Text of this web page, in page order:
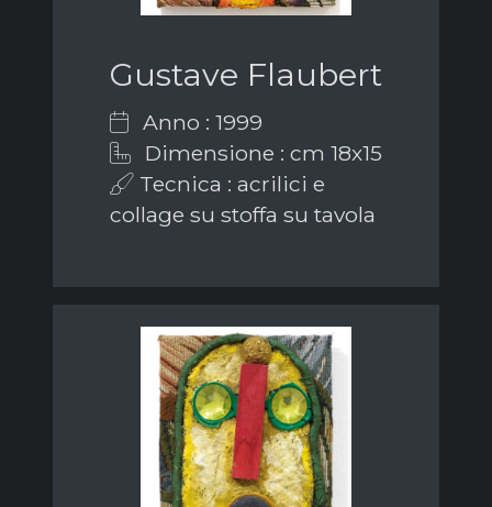
Gustave Flaubert
Anno : 1999
Dimensione : cm 18x15
Tecnica : acrilici e
collage su stoffa su tavola